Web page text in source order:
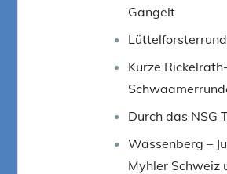
Gangelt
Kurze Rickelrath-
Durch das NSG
Wassenberg –
Myhler Schweiz